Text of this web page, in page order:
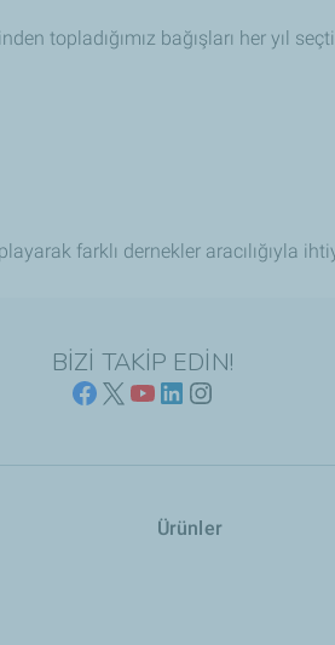
topladığımız bağışları her yıl
farklı dernekler aracılığıyla
BİZİ TAKİP EDİN!
Ürünler